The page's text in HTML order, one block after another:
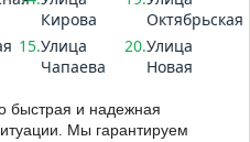
Кирова
Улица
Чапаева
Октябрьская
Улица
Новая
быстрая и надежная
Мы гарантируем